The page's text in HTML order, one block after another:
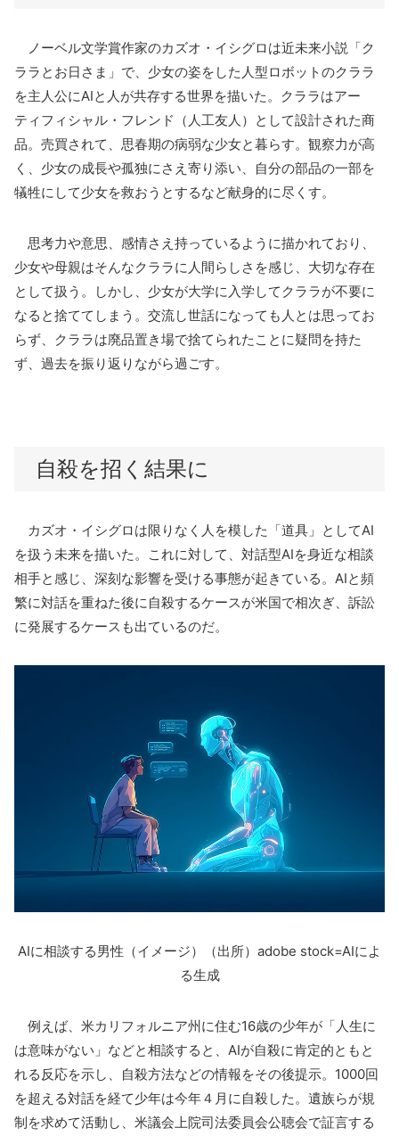
ノーベル文学賞作家のカズオ・イシグロは近未来小説「ク
ララとお日さま」で、少女の姿をした人型ロボットのクララ
を主人公にAIと人が共存する世界を描いた。クララはアー
ティフィシャル・フレンド（人工友人）として設計された商
品。売買されて、思春期の病弱な少女と暮らす。観察力が高
く、少女の成長や孤独にさえ寄り添い、自分の部品の一部を
犠牲にして少女を救おうとするなど献身的に尽くす。
思考力や意思、感情さえ持っているように描かれており、
少女や母親はそんなクララに人間らしさを感じ、大切な存在
として扱う。しかし、少女が大学に入学してクララが不要に
なると捨ててしまう。交流し世話になっても人とは思ってお
らず、クララは廃品置き場で捨てられたことに疑問を持た
ず、過去を振り返りながら過ごす。
自殺を招く結果に
カズオ・イシグロは限りなく人を模した「道具」としてAI
を扱う未来を描いた。これに対して、対話型AIを身近な相談
相手と感じ、深刻な影響を受ける事態が起きている。 AIと頻
繁に対話を重ねた後に自殺するケースが米国で相次ぎ、訴訟
に発展するケースも出ているのだ。
AIに相談する男性（イメージ）（出所） adobe stock=AIによ
る生成
例えば、米カリフォルニア州に住む16歳の少年が「人生に
は意味がない」などと相談すると、 AIが自殺に肯定的ともと
れる反応を示し、自殺方法などの情報をその後提示。 1000回
を超える対話を経て少年は今年４月に自殺した。遺族らが規
制を求めて活動し、米議会上院司法委員会公聴会で証言する